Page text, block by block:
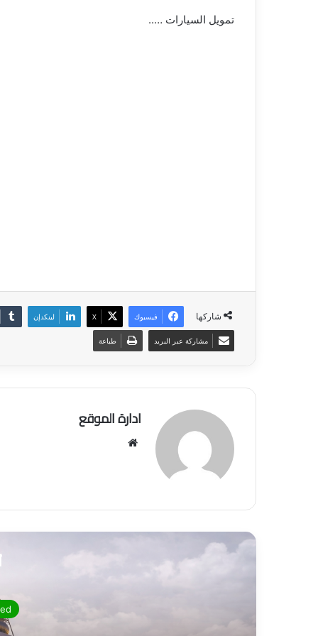
تمويل السيارات …..
شاركها فيسبوك ‫X لينكدإن
مشاركة عبر البريد طباعة
ادارة الموقع